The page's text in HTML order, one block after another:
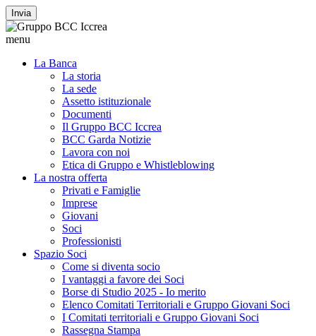
Invia
menu
La Banca
La storia
La sede
Assetto istituzionale
Documenti
Il Gruppo BCC Iccrea
BCC Garda Notizie
Lavora con noi
Etica di Gruppo e Whistleblowing
La nostra offerta
Privati e Famiglie
Imprese
Giovani
Soci
Professionisti
Spazio Soci
Come si diventa socio
I vantaggi a favore dei Soci
Borse di Studio 2025 - Io merito
Elenco Comitati Territoriali e Gruppo Giovani Soci
I Comitati territoriali e Gruppo Giovani Soci
Rassegna Stampa